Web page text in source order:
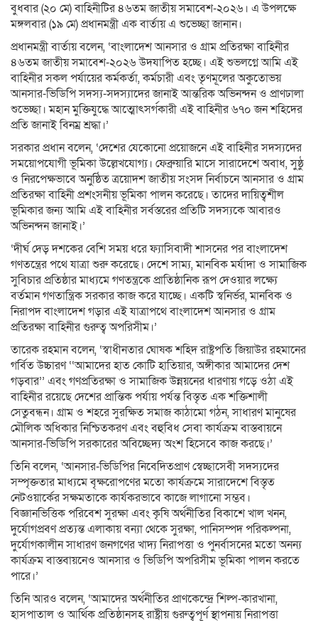
বুধবার (২০ মে) বাহিনীটির ৪৬তম জাতীয় সমাবেশ-২০২৬। এ উপলক্ষে
মঙ্গলবার (১৯ মে) প্রধানমন্ত্রী এক বার্তায় এ শুভেচ্ছা জানান।
প্রধানমন্ত্রী বার্তায় বলেন, ‘বাংলাদেশ আনসার ও গ্রাম প্রতিরক্ষা বাহিনীর
৪৬তম জাতীয় সমাবেশ-২০২৬ উদযাপিত হচ্ছে। এই শুভলগ্নে আমি এই
বাহিনীর সকল পর্যায়ের কর্মকর্তা, কর্মচারী এবং তৃণমূলের অকুতোভয়
আনসার-ভিডিপি সদস্য-সদস্যাদের জানাই আন্তরিক অভিনন্দন ও প্রাণঢালা
শুভেচ্ছা। মহান মুক্তিযুদ্ধে আত্মোৎসর্গকারী এই বাহিনীর ৬৭০ জন শহিদের
প্রতি জানাই বিনম্র শ্রদ্ধা।’
সরকার প্রধান বলেন, ‘দেশের যেকোনো প্রয়োজনে এই বাহিনীর সদস্যদের
সময়োপযোগী ভূমিকা উল্লেখযোগ্য। ফেব্রুয়ারি মাসে সারাদেশে অবাধ, সুষ্ঠু
ও নিরপেক্ষভাবে অনুষ্ঠিত ত্রয়োদশ জাতীয় সংসদ নির্বাচনে আনসার ও গ্রাম
প্রতিরক্ষা বাহিনী প্রশংসনীয় ভূমিকা পালন করেছে। তাদের দায়িত্বশীল
ভূমিকার জন্য আমি এই বাহিনীর সর্বস্তরের প্রতিটি সদস্যকে আবারও
অভিনন্দন জানাই।’
‘দীর্ঘ দেড় দশকের বেশি সময় ধরে ফ্যাসিবাদী শাসনের পর বাংলাদেশ
গণতন্ত্রের পথে যাত্রা শুরু করেছে। দেশে সাম্য, মানবিক মর্যাদা ও সামাজিক
সুবিচার প্রতিষ্ঠার মাধ্যমে গণতন্ত্রকে প্রাতিষ্ঠানিক রূপ দেওয়ার লক্ষ্যে
বর্তমান গণতান্ত্রিক সরকার কাজ করে যাচ্ছে। একটি স্বনির্ভর, মানবিক ও
নিরাপদ বাংলাদেশ গড়ার এই যাত্রাপথে বাংলাদেশ আনসার ও গ্রাম
প্রতিরক্ষা বাহিনীর গুরুত্ব অপরিসীম।’
তারেক রহমান বলেন, ‘স্বাধীনতার ঘোষক শহিদ রাষ্ট্রপতি জিয়াউর রহমানের
গর্বিত উচ্চারণ ‘‘আমাদের হাত কোটি হাতিয়ার, অঙ্গীকার আমাদের দেশ
গড়বার’’ এবং গণপ্রতিরক্ষা ও সামাজিক উন্নয়নের ধারণায় গড়ে ওঠা এই
বাহিনীর রয়েছে দেশের প্রান্তিক পর্যায় পর্যন্ত বিস্তৃত এক শক্তিশালী
সেতুবন্ধন। গ্রাম ও শহরে সুরক্ষিত সমাজ কাঠামো গঠন, সাধারণ মানুষের
মৌলিক অধিকার নিশ্চিতকরণ এবং বহুবিধ সেবা কার্যক্রম বাস্তবায়নে
আনসার-ভিডিপি সরকারের অবিচ্ছেদ্য অংশ হিসেবে কাজ করছে।’
তিনি বলেন, ‘আনসার-ভিডিপির নিবেদিতপ্রাণ স্বেচ্ছাসেবী সদস্যদের
সম্পৃক্ততার মাধ্যমে বৃক্ষরোপণের মতো কার্যক্রমে সারাদেশে বিস্তৃত
নেটওয়ার্কের সক্ষমতাকে কার্যকরভাবে কাজে লাগানো সম্ভব।
বিজ্ঞানভিত্তিক পরিবেশ সুরক্ষা এবং কৃষি অর্থনীতির বিকাশে খাল খনন,
দুর্যোগপ্রবণ প্রত্যন্ত এলাকায় বন্যা থেকে সুরক্ষা, পানিসম্পদ পরিকল্পনা,
দুর্যোগকালীন সাধারণ জনগণের খাদ্য নিরাপত্তা ও পুনর্বাসনের মতো অনন্য
কার্যক্রম বাস্তবায়নেও আনসার ও ভিডিপি অপরিসীম ভূমিকা পালন করতে
পারে।’
তিনি আরও বলেন, ‘আমাদের অর্থনীতির প্রাণকেন্দ্রে শিল্প-কারখানা,
হাসপাতাল ও আর্থিক প্রতিষ্ঠানসহ রাষ্ট্রীয় গুরুত্বপূর্ণ স্থাপনায় নিরাপত্তা